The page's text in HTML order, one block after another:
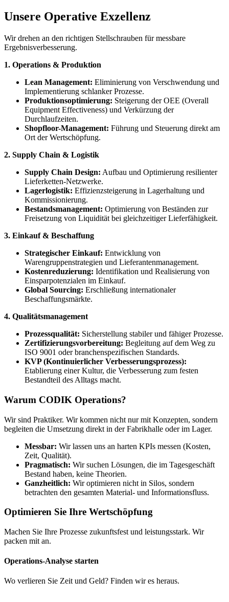
Unsere Operative Exzellenz
Wir drehen an den richtigen Stellschrauben für messbare
Ergebnisverbesserung.
1. Operations & Produktion
Lean Management: Eliminierung von Verschwendung und
Implementierung schlanker Prozesse.
Produktionsoptimierung: Steigerung der OEE (Overall
Equipment Effectiveness) und Verkürzung der
Durchlaufzeiten.
Shopfloor-Management: Führung und Steuerung direkt am
Ort der Wertschöpfung.
2. Supply Chain & Logistik
Supply Chain Design: Aufbau und Optimierung resilienter
Lieferketten-Netzwerke.
Lagerlogistik: Effizienzsteigerung in Lagerhaltung und
Kommissionierung.
Bestandsmanagement: Optimierung von Beständen zur
Freisetzung von Liquidität bei gleichzeitiger Lieferfähigkeit.
3. Einkauf & Beschaffung
Strategischer Einkauf: Entwicklung von
Warengruppenstrategien und Lieferantenmanagement.
Kostenreduzierung: Identifikation und Realisierung von
Einsparpotenzialen im Einkauf.
Global Sourcing: Erschließung internationaler
Beschaffungsmärkte.
4. Qualitätsmanagement
Prozessqualität: Sicherstellung stabiler und fähiger Prozesse.
Zertifizierungsvorbereitung: Begleitung auf dem Weg zu
ISO 9001 oder branchenspezifischen Standards.
KVP (Kontinuierlicher Verbesserungsprozess):
Etablierung einer Kultur, die Verbesserung zum festen
Bestandteil des Alltags macht.
Warum CODIK Operations?
Wir sind Praktiker. Wir kommen nicht nur mit Konzepten, sondern
begleiten die Umsetzung direkt in der Fabrikhalle oder im Lager.
Messbar: Wir lassen uns an harten KPIs messen (Kosten,
Zeit, Qualität).
Pragmatisch: Wir suchen Lösungen, die im Tagesgeschäft
Bestand haben, keine Theorien.
Ganzheitlich: Wir optimieren nicht in Silos, sondern
betrachten den gesamten Material- und Informationsfluss.
Optimieren Sie Ihre Wertschöpfung
Machen Sie Ihre Prozesse zukunftsfest und leistungsstark. Wir
packen mit an.
Operations-Analyse starten
Wo verlieren Sie Zeit und Geld? Finden wir es heraus.